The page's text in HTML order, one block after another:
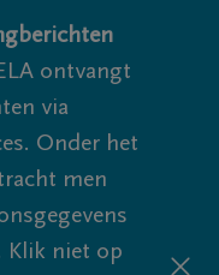
ontvangt
via
Onder het
men
Klik niet op